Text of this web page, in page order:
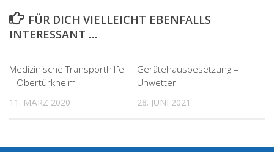
FÜR DICH VIELLEICHT EBENFALLS
INTERESSANT …
Medizinische Transporthilfe
– Obertürkheim
11. MÄRZ 2020
Gerätehausbesetzung –
Unwetter
28. JUNI 2021